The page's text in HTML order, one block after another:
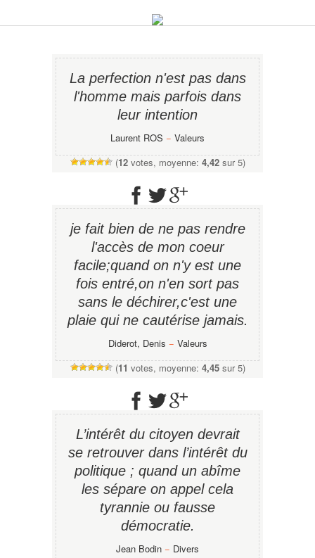
La perfection n'est pas dans
l'homme mais parfois dans
leur intention
Laurent ROS − Valeurs
(12votes, moyenne: 4,42sur 5)
je fait bien de ne pas rendre
l'accès de mon coeur
facile;quand on n'y est une
fois entré,on n'en sort pas
sans le déchirer,c'est une
plaie qui ne cautérise jamais.
Diderot, Denis − Valeurs
(11 votes, moyenne: 4,45sur 5)
L’intérêt du citoyen devrait
se retrouver dans l’intérêt du
politique ; quand un abîme
les sépare on appel cela
tyrannie ou fausse
démocratie.
Jean Bodin − Divers